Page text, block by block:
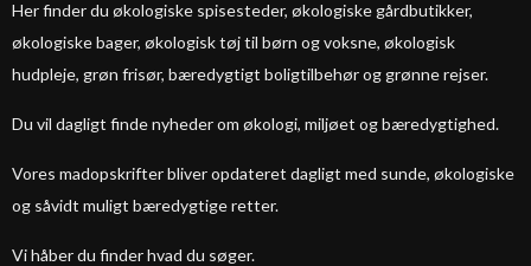
Her finder du økologiske spisesteder, økologiske gårdbutikker,
økologiske bager, økologisk tøj til børn og voksne, økologisk
hudpleje, grøn frisør, bæredygtigt boligtilbehør og grønne rejser.
Du vil dagligt finde nyheder om økologi, miljøet og bæredygtighed.
Vores madopskrifter bliver opdateret dagligt med sunde, økologiske
og såvidt muligt bæredygtige retter.
Vi håber du finder hvad du søger.